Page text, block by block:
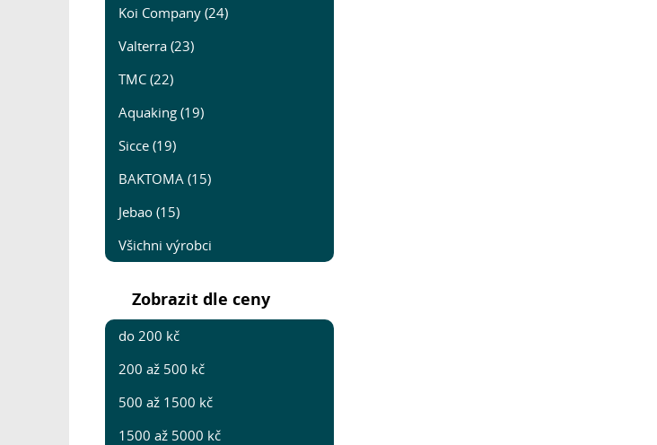
Koi Company (24)
Valterra (23)
TMC (22)
Aquaking (19)
Sicce (19)
BAKTOMA (15)
Jebao (15)
Všichni výrobci
Zobrazit dle ceny
do 200 kč
200 až 500 kč
500 až 1500 kč
1500 až 5000 kč